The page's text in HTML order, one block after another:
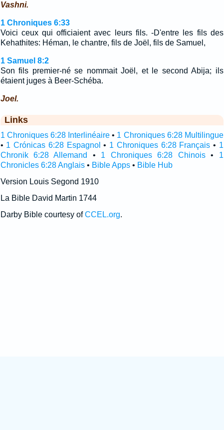
Vashni.
1 Chroniques 6:33
Voici ceux qui officiaient avec leurs fils. -D'entre les fils des
Kehathites: Héman, le chantre, fils de Joël, fils de Samuel,
1 Samuel 8:2
Son fils premier-né se nommait Joël, et le second Abija; ils
étaient juges à Beer-Schéba.
Joel.
Links
1 Chroniques 6:28 Interlinéaire • 1 Chroniques 6:28 Multilingue
• 1 Crónicas 6:28 Espagnol • 1 Chroniques 6:28 Français • 1
Chronik 6:28 Allemand
• 1 Chroniques 6:28 Chinois• 1
Chronicles 6:28 Anglais• Bible Apps• Bible Hub
Version Louis Segond 1910
La Bible David Martin 1744
Darby Bible courtesy ofCCEL.org.